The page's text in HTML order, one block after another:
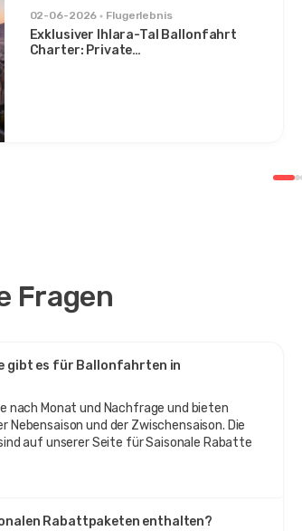
02-06-2026 Flugerlebnis
Exklusiver Ihlara-Tal Ballonfahrt
Charter: Private
Fragen
gibt es für Ballonfahrten in
nach Monat und Nachfrage und bieten
Nebensaison und der Zwischensaison. Die
auf unserer Seite für Saisonale Rabatte
Rabattpaketen enthalten?